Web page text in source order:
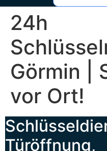
24h
Görmin |
vor Ort!
Türöffnung,